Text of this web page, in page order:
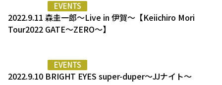
EVENTS
2022.9.11 森圭一郎～Live in 伊賀～【Keiichiro Mori
Tour2022 GATE～ZERO～】
EVENTS
2022.9.10 BRIGHT EYES super-duper～JJナイト～